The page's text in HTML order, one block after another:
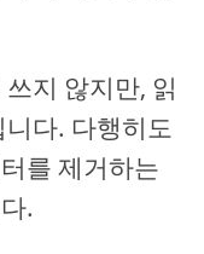
지 않지만, 읽
다. 다행히도
를 제거하는
.